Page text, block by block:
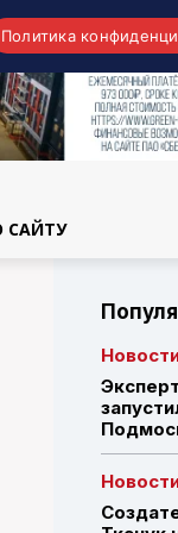
САЙТУ
Политика